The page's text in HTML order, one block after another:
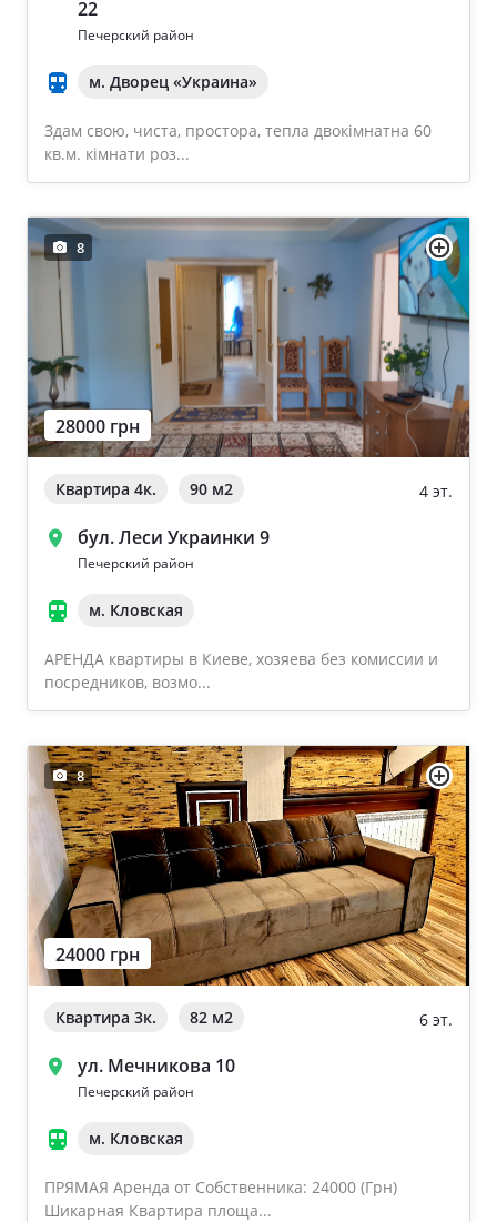
22
Печерский район
м. Дворец «Украина»
Здам свою, чиста, простора, тепла двокімнатна 60
кв.м. кімнати роз...
8
28000 грн
Квартира 4к. 90 м2 4 эт.
бул. Леси Украинки 9
Печерский район
м. Кловская
АРЕНДА квартиры в Киеве, хозяева без комиссии и
посредников, возмо...
8
24000 грн
Квартира 3к. 82 м2 6 эт.
ул. Мечникова 10
Печерский район
м. Кловская
ПРЯМАЯ Аренда от Собственника: 24000 (Грн)
Шикарная Квартира площа...